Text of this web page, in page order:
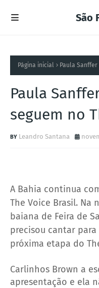
São
Página inicial Paula
Paula
seguem no
Leandro Santana
A Bahia continua
The Voice Brasil. Na
baiana de Feira de
precisou cantar
próxima etapa do
Carlinhos Brown a
apresentação e ela